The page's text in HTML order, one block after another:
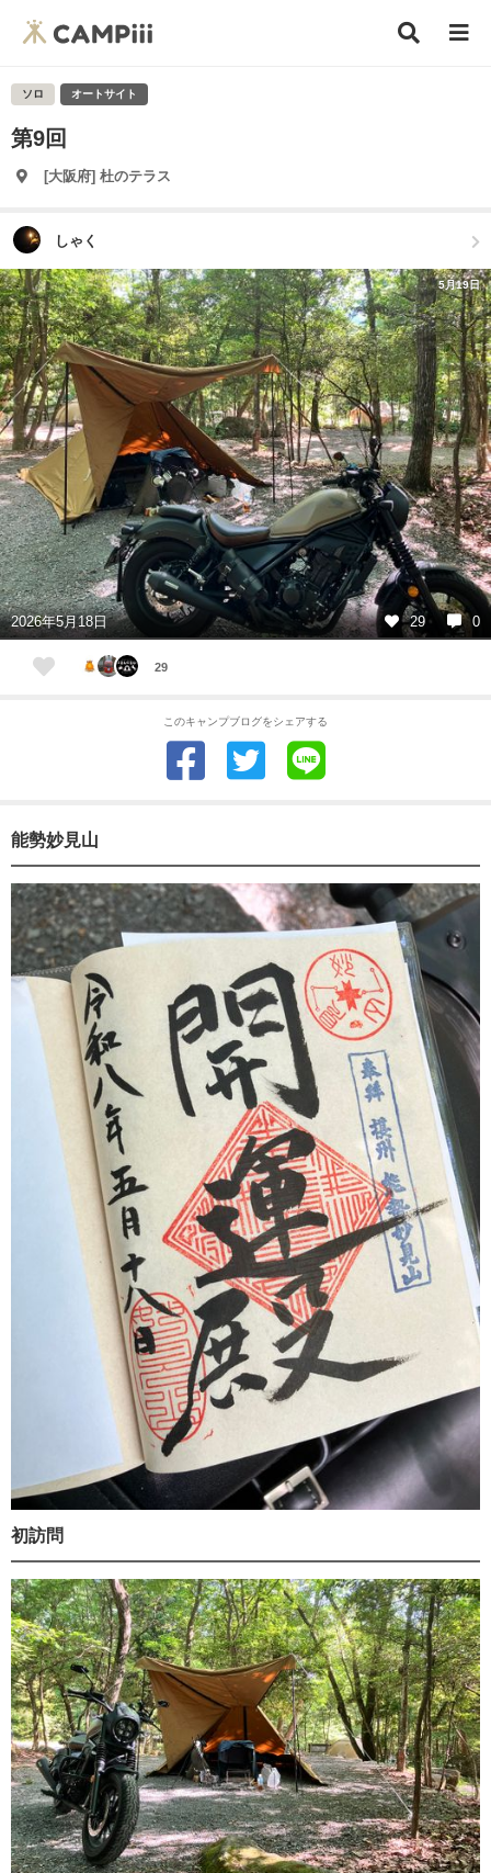
ソロ オートサイト
第9回
[大阪府] 杜のテラス
しゃく
5月19日
2026年5月18日 29 0
29
このキャンプブログをシェアする
能勢妙見山
初訪問